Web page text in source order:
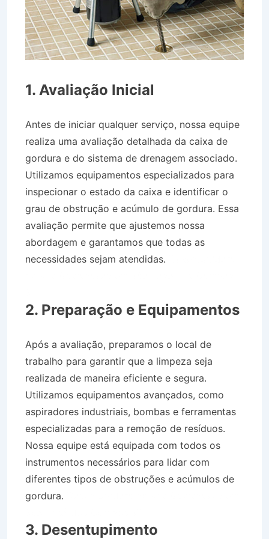
1. Avaliação Inicial
Antes de iniciar qualquer serviço, nossa equipe
realiza uma avaliação detalhada da caixa de
gordura e do sistema de drenagem associado.
Utilizamos equipamentos especializados para
inspecionar o estado da caixa e identificar o
grau de obstrução e acúmulo de gordura. Essa
avaliação permite que ajustemos nossa
abordagem e garantamos que todas as
necessidades sejam atendidas.
2. Preparação e Equipamentos
Após a avaliação, preparamos o local de
trabalho para garantir que a limpeza seja
realizada de maneira eficiente e segura.
Utilizamos equipamentos avançados, como
aspiradores industriais, bombas e ferramentas
especializadas para a remoção de resíduos.
Nossa equipe está equipada com todos os
instrumentos necessários para lidar com
diferentes tipos de obstruções e acúmulos de
gordura.
3. Desentupimento